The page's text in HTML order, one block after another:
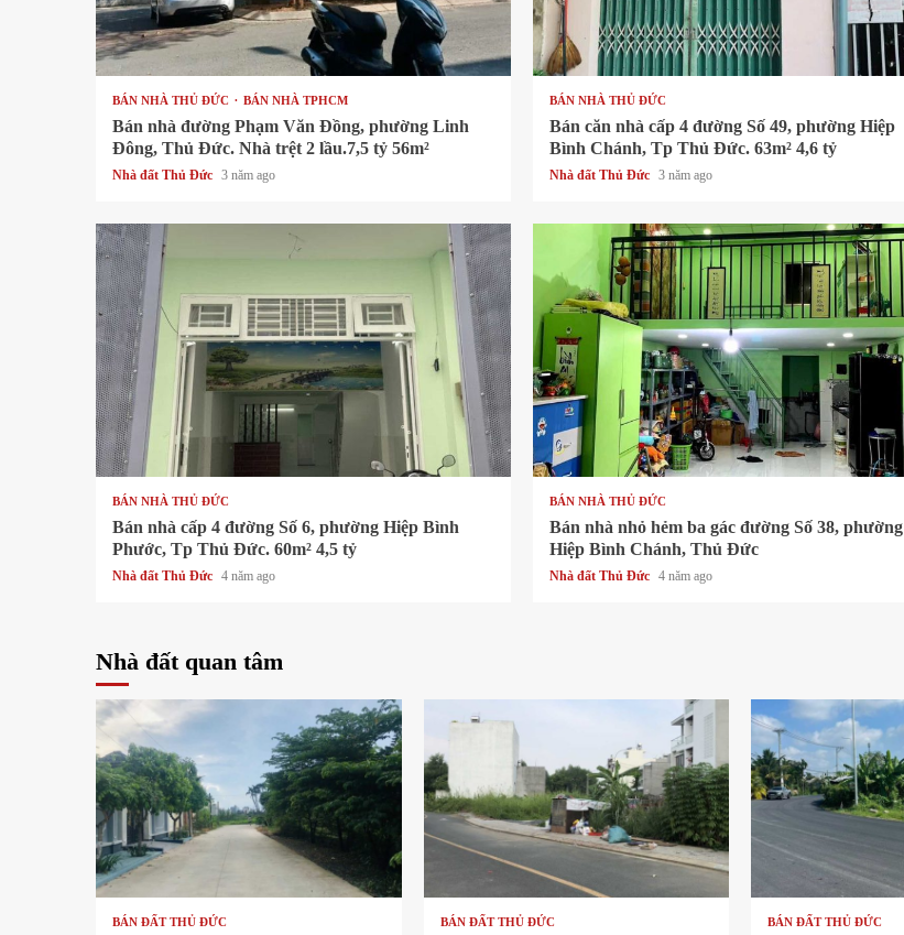
1 min read
BÁN NHÀ THỦ ĐỨC BÁN NHÀ TPHCM
Bán nhà đường Phạm Văn Đồng, phường Linh
Đông, Thủ Đức. Nhà trệt 2 lầu.7,5 tỷ 56m²
Nhà đất Thủ Đức 3 năm ago
1 min read
BÁN NHÀ THỦ ĐỨC
Bán căn nhà cấp 4 đường Số 49, phường Hiệp
Bình Chánh, Tp Thủ Đức. 63m² 4,6 tỷ
Nhà đất Thủ Đức 3 năm ago
1 min read
BÁN NHÀ THỦ ĐỨC
Bán nhà cấp 4 đường Số 6, phường Hiệp Bình
Phước, Tp Thủ Đức. 60m² 4,5 tỷ
Nhà đất Thủ Đức 4 năm ago
1 min read
BÁN NHÀ THỦ ĐỨC
Bán nhà nhỏ hẻm ba gác đường Số 38, phường
Hiệp Bình Chánh, Thủ Đức
Nhà đất Thủ Đức 4 năm ago
Nhà đất quan tâm
1 min read
BÁN ĐẤT THỦ ĐỨC
1 min read
BÁN ĐẤT THỦ ĐỨC
1 min read
BÁN ĐẤT THỦ ĐỨC